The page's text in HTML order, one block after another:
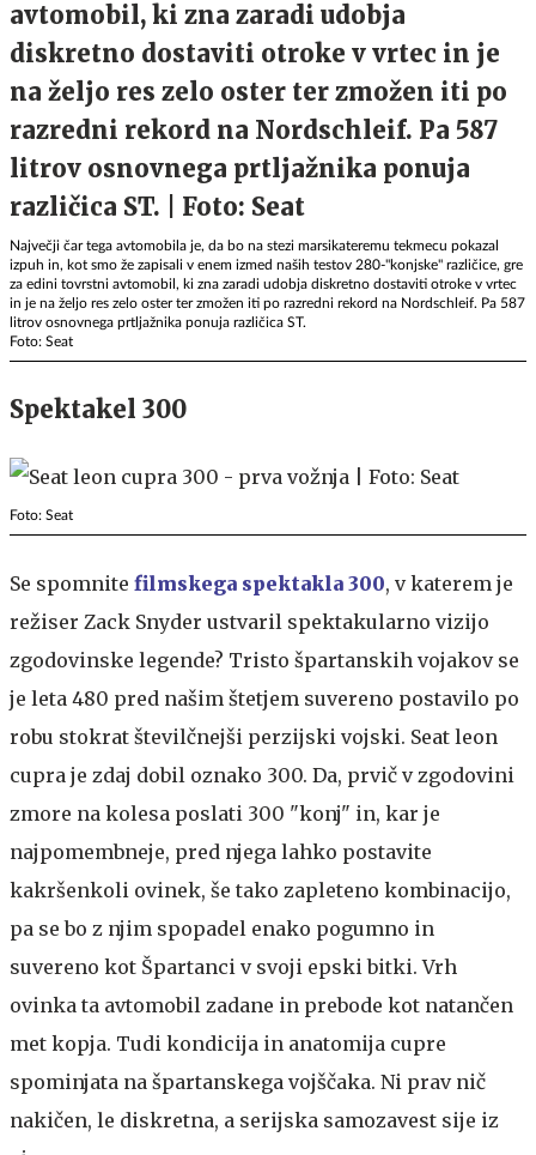
Največji čar tega avtomobila je, da bo na stezi marsikateremu tekmecu pokazal
izpuh in, kot smo že zapisali v enem izmed naših testov 280-"konjske" različice, gre
za edini tovrstni avtomobil, ki zna zaradi udobja diskretno dostaviti otroke v vrtec
in je na željo res zelo oster ter zmožen iti po razredni rekord na Nordschleif. Pa 587
litrov osnovnega prtljažnika ponuja različica ST.
Foto: Seat
Spektakel 300
Foto: Seat
Se spomnite filmskega spektakla 300, v katerem je
režiser Zack Snyder ustvaril spektakularno vizijo
zgodovinske legende? Tristo špartanskih vojakov se
je leta 480 pred našim štetjem suvereno postavilo po
robu stokrat številčnejši perzijski vojski. Seat leon
cupra je zdaj dobil oznako 300. Da, prvič v zgodovini
zmore na kolesa poslati 300 "konj" in, kar je
najpomembneje, pred njega lahko postavite
kakršenkoli ovinek, še tako zapleteno kombinacijo,
pa se bo z njim spopadel enako pogumno in
suvereno kot Špartanci v svoji epski bitki. Vrh
ovinka ta avtomobil zadane in prebode kot natančen
met kopja. Tudi kondicija in anatomija cupre
spominjata na špartanskega vojščaka. Ni prav nič
nakičen, le diskretna, a serijska samozavest sije iz